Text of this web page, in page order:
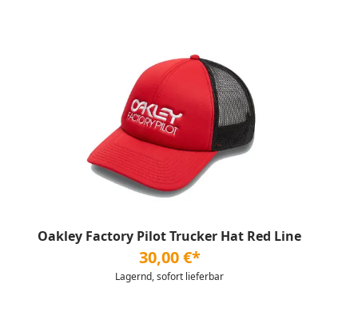
Oakley Factory Pilot Trucker Hat Red Line
30,00 €*
Lagernd, sofort lieferbar